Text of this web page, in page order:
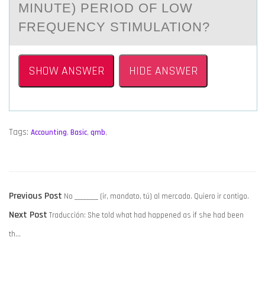
MINUTE) PERIOD OF LOW
FREQUENCY STIMULATION?
SHOW ANSWER HIDE ANSWER
Tags: Accounting, Basic, qmb,
POST
NAVIGATION
Previous Post Previous
post:
No ________ (ir, mandato, tú) al mercado. Quiero ir contigo.
Next PostNext
Traducción: She told what had happened as if she had been
th…